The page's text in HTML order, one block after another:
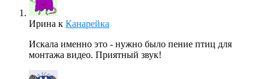
Ирина к Канарейка
Искала именно это - нужно было пение птиц для
монтажа видео. Приятный звук!